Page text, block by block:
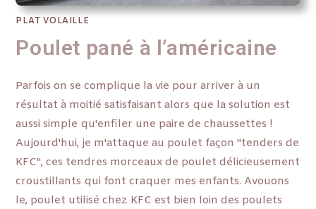
PLAT VOLAILLE
Poulet pané à l’américaine
Parfois on se complique la vie pour arriver à un
résultat à moitié satisfaisant alors que la solution est
aussi simple qu'enfiler une paire de chaussettes !
Aujourd'hui, je m'attaque au poulet façon "tenders de
KFC", ces tendres morceaux de poulet délicieusement
croustillants qui font craquer mes enfants. Avouons
le, poulet utilisé chez KFC est bien loin des poulets